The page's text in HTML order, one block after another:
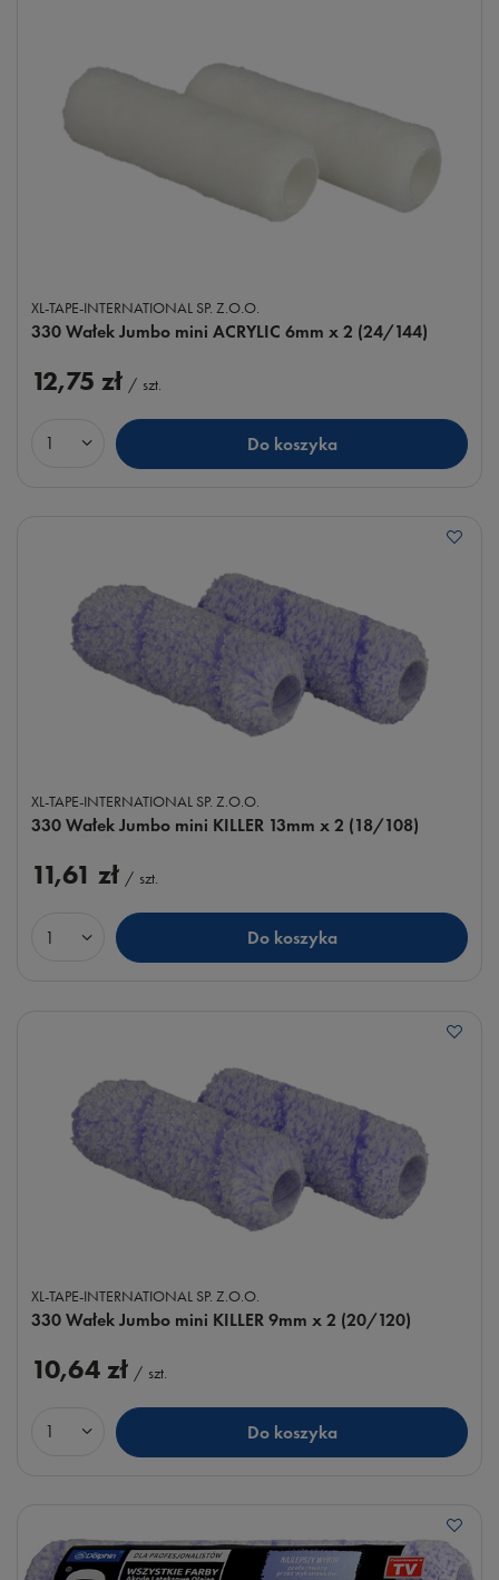
XL-TAPE-INTERNATIONAL SP. Z.O.O.
330 Wałek Jumbo mini ACRYLIC 6mm x 2 (24/144)
12,75 zł / szt.
Ilość produktów Do koszyka
XL-TAPE-INTERNATIONAL SP. Z.O.O.
330 Wałek Jumbo mini KILLER 13mm x 2 (18/108)
11,61 zł / szt.
Ilość produktów Do koszyka
XL-TAPE-INTERNATIONAL SP. Z.O.O.
330 Wałek Jumbo mini KILLER 9mm x 2 (20/120)
10,64 zł / szt.
Ilość produktów Do koszyka